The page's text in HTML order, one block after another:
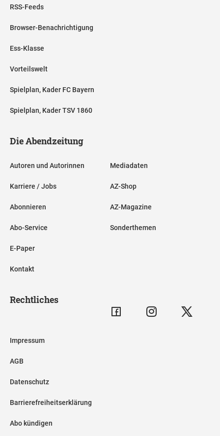
RSS-Feeds
Browser-Benachrichtigung
Ess-Klasse
Vorteilswelt
Spielplan, Kader FC Bayern
Spielplan, Kader TSV 1860
Die Abendzeitung
Autoren und Autorinnen
Karriere / Jobs
Abonnieren
Abo-Service
E-Paper
Kontakt
Mediadaten
AZ-Shop
AZ-Magazine
Sonderthemen
Rechtliches
Impressum
AGB
Datenschutz
Barrierefreiheitserklärung
Abo kündigen